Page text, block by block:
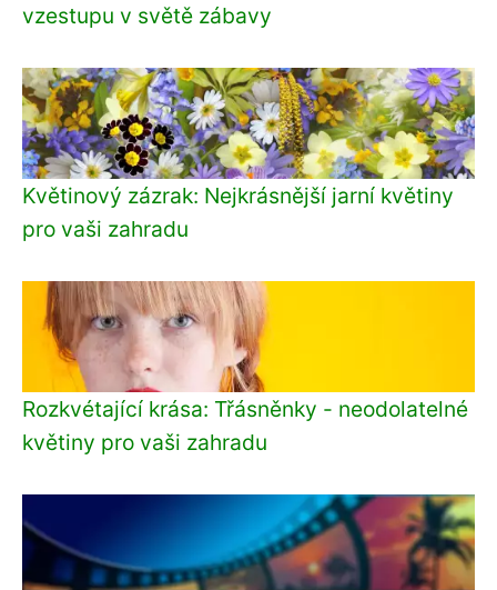
vzestupu v světě zábavy
Květinový zázrak: Nejkrásnější jarní květiny
pro vaši zahradu
Rozkvétající krása: Třásněnky - neodolatelné
květiny pro vaši zahradu